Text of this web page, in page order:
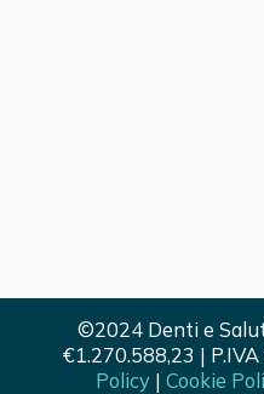
©2024 Denti e
€1.270.588,23 |
Policy| Cookie